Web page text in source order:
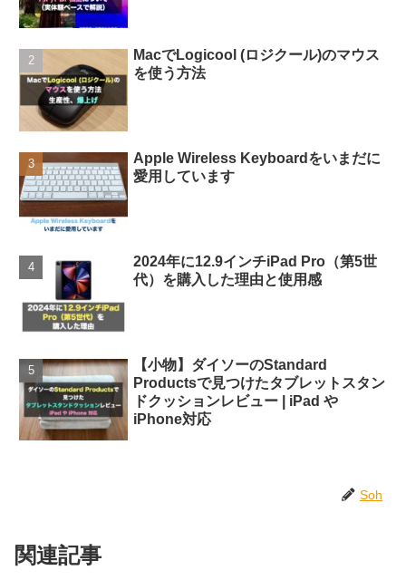
MacでLogicool (ロジクール)のマウス
を使う方法
Apple Wireless Keyboardをいまだに
愛用しています
2024年に12.9インチiPad Pro（第5世
代）を購入した理由と使用感
【小物】ダイソーのStandard
Productsで見つけたタブレットスタン
ドクッションレビュー | iPad や
iPhone対応
Soh
関連記事